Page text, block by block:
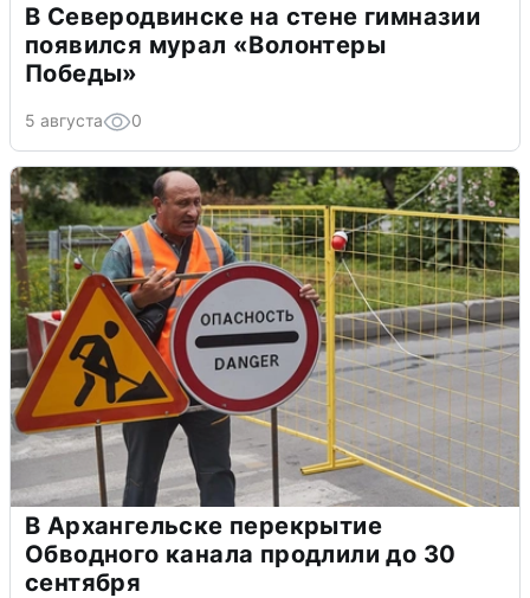
В Северодвинске на стене гимназии
появился мурал «Волонтеры
Победы»
5 августа 0
В Архангельске перекрытие
Обводного канала продлили до 30
сентября